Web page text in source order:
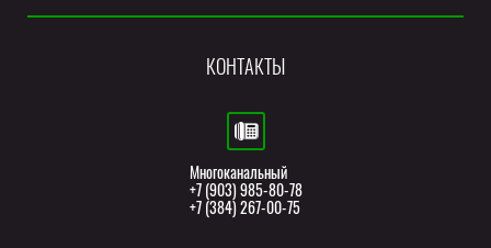
КОНТАКТЫ
Многоканальный
+7 (903) 985-80-78
+7 (384) 267-00-75